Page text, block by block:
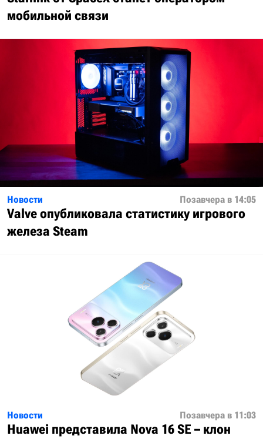
мобильной связи
Новости Позавчера в 14:05
Valve опубликовала статистику игрового
железа Steam
Новости Позавчера в 11:03
Huawei представила Nova 16 SE – клон